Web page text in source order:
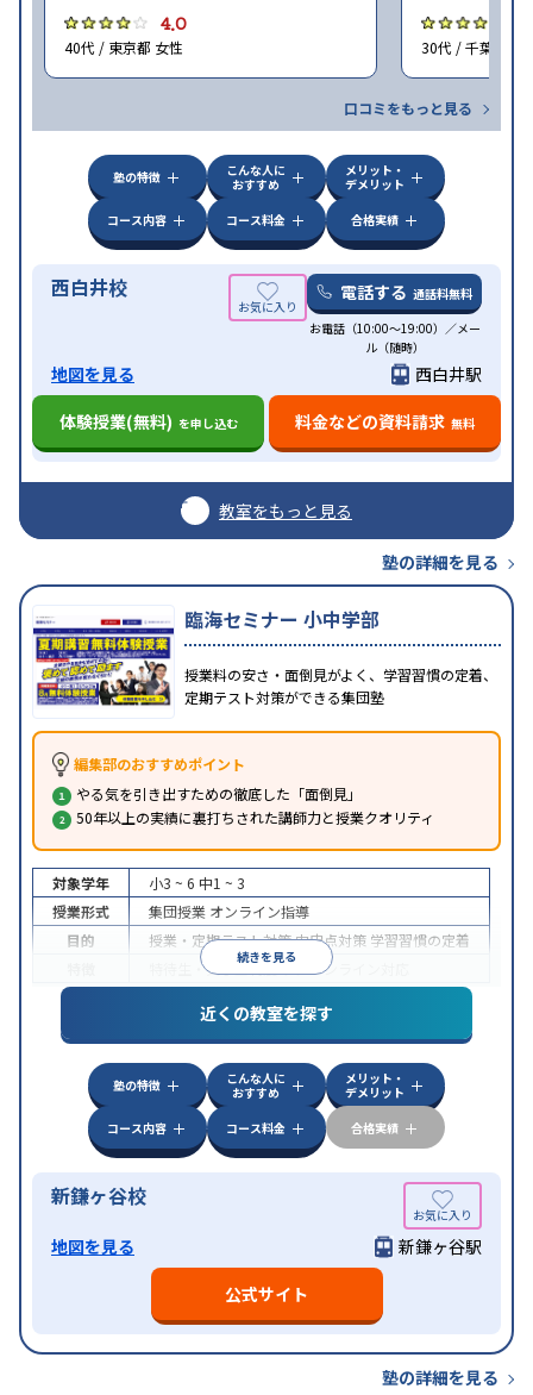
4.0
40代 / 東京都 女性 30代 / 千葉県 女
口コミをもっと見る
塾の特徴
こんな人に
おすすめ
メリット・
デメリット
コース内容
コース料金 合格実績
西白井校 電話する 通話料無料
お電話（10:00～19:00）／メー
ル（随時）
地図を見る
西白井駅
体験授業(無料) を申し込む 料金などの資料請求 無料
教室をもっと見る
塾の詳細を見る
臨海セミナー 小中学部
授業料の安さ・面倒見がよく、学習習慣の定着、
定期テスト対策ができる集団塾
編集部のおすすめポイント
やる気を引き出すための徹底した「面倒見」
50年以上の実績に裏打ちされた講師力と授業クオリティ
続きを見る
対象学年 小3 ~ 6 中1 ~ 3
授業形式
集団授業 オンライン指導
目的
授業・定期テスト対策内申点対策 学習習慣の定着
特待生・奨学金制度あり オンライン対応
近くの教室を探す
塾の特徴
こんな人に
おすすめ
メリット・
デメリット
コース内容
コース料金 合格実績
新鎌ヶ谷校
地図を見る
新鎌ヶ谷駅
公式サイト
塾の詳細を見る